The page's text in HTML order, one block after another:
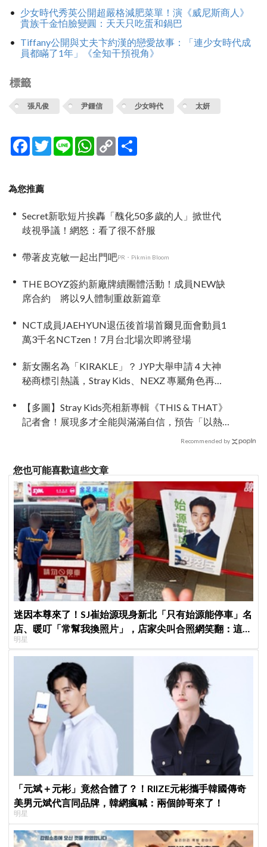
少女時代秀英公開超嚴格減肥菜單！演《威尼斯商人》
貴族千金怕臉變圓：天天只吃蛋和鍋巴
Tiffany公開與丈夫卞約漢的戀愛故事：「連少女時代成
員都瞞了1年」《全知干預視角》
標籤
張凡俊 尹鍾信 少女時代 太妍
Facebook
TwitterLine WhatsApp
Copy
Link
為您推薦
Secret新歌短片挨轟「醜化50多歲的人」掀世代
歧視爭議！網怒：看了很不舒服
帶著皮克敏一起出門吧PR・Pikmin Bloom
THE BOYZ簽約新廠牌續團體活動！成員NEW缺
席合約 將以9人體制重啟新篇章
NCT成員JAEHYUN退伍後首場首爾見面會動員1
萬3千名NCTzen！7月台北場次即將登場
新女團名為「KIRAKLE」？ JYP大舉申請 4 大神
秘商標引熱議，Stray Kids、NEXZ 專屬角色再進
【多圖】Stray Kids亮相新專輯《THIS & THAT》
記者會！展現多才全能與滿滿自信，預告「以熱
Recommended by
您也可能喜歡這些文章
迷因本尊來了！SJ崔始源現身新北「只有始源能停車」名
店、暖叮「常幫我換照片」，店家尖叫合照網笑翻：這輩
子不能脫粉了
明星
「元斌＋元彬」竟然合體了？！RIIZE元彬攜手韓國傳奇
美男元斌代言同品牌，韓網瘋喊：兩個帥哥來了！
明星